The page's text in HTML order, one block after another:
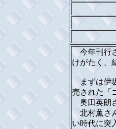
今年刊行
けがたく、
まずは伊
売された「
奥田英朗
北村薫さ
い時代に突